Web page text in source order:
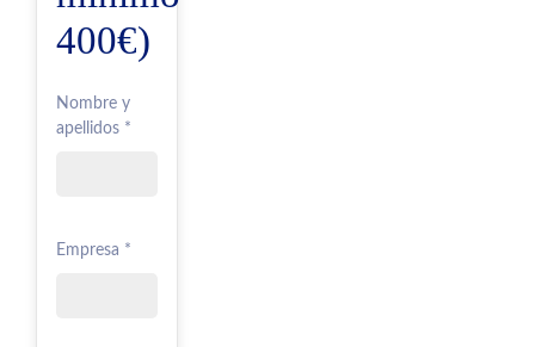
400€)
Nombre y
apellidos *
Empresa *